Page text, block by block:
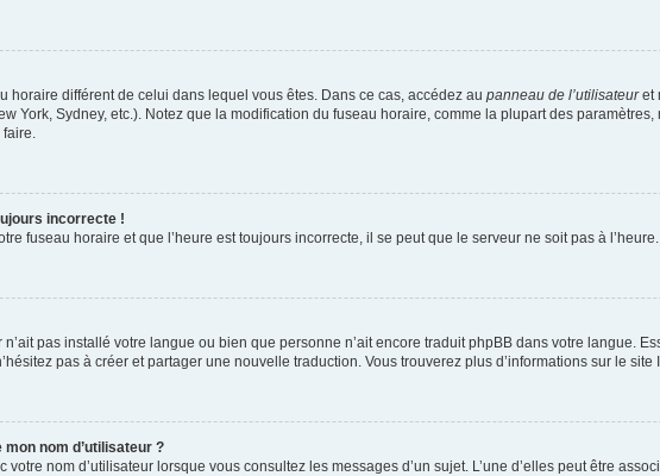
horaire différent de celui dans lequel vous êtes. Dans ce cas, accédez au panneau de l’utilisateuret
York, Sydney, etc.). Notez que la modification du fuseau horaire, comme la plupart des
faire.
incorrecte !
fuseau horaire et que l’heure est toujours incorrecte, il se peut que le serveur ne soit pas à
pas installé votre langue ou bien que personne n’ait encore traduit phpBB dans votre langue.
pas à créer et partager une nouvelle traduction. Vous trouverez plus d’informations sur le site
nom d’utilisateur ?
votre nom d’utilisateur lorsque vous consultez les messages d’un sujet. L’une d’elles peut être